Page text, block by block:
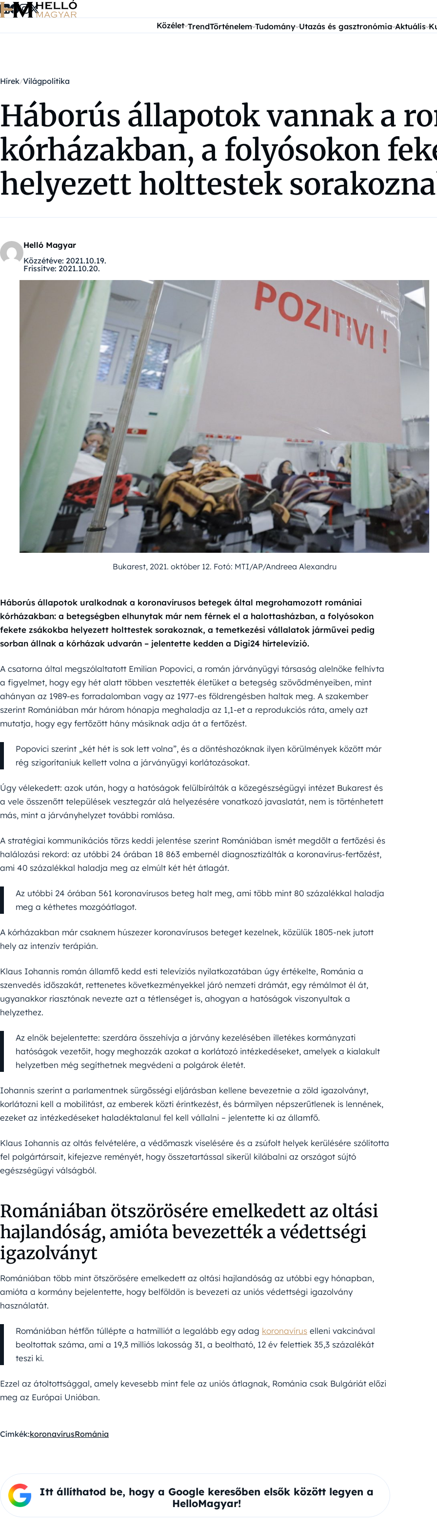
Ugrás a tartalomra
Közélet TrendTörténelem Tudomány Utazás és gasztronómia Aktuális
Hírek Világpolitika
Háborús állapotok vannak a
kórházakban, a folyósokon
helyezett holttestek
Helló Magyar
Közzétéve: 2021.10.19.
Frissítve: 2021.10.20.
Bukarest, 2021. október 12. Fotó: MTI/AP/Andreea Alexandru
Háborús állapotok uralkodnak a koronavírusos betegek által megrohamozott romániai
kórházakban: a betegségben elhunytak már nem férnek el a halottasházban, a folyósokon
fekete zsákokba helyezett holttestek sorakoznak, a temetkezési vállalatok járművei pedig
sorban állnak a kórházak udvarán – jelentette kedden a Digi24 hírtelevízió.
A csatorna által megszólaltatott Emilian Popovici, a román járványügyi társaság alelnöke felhívta
a figyelmet, hogy egy hét alatt többen vesztették életüket a betegség szövődményeiben, mint
ahányan az 1989-es forradalomban vagy az 1977-es földrengésben haltak meg. A szakember
szerint Romániában már három hónapja meghaladja az 1,1-et a reprodukciós ráta, amely azt
mutatja, hogy egy fertőzött hány másiknak adja át a fertőzést.
Popovici szerint „két hét is sok lett volna”, és a döntéshozóknak ilyen körülmények között már
rég szigorítaniuk kellett volna a járványügyi korlátozásokat.
Úgy vélekedett: azok után, hogy a hatóságok felülbírálták a közegészségügyi intézet Bukarest és
a vele összenőtt települések vesztegzár alá helyezésére vonatkozó javaslatát, nem is történhetett
más, mint a járványhelyzet további romlása.
A stratégiai kommunikációs törzs keddi jelentése szerint Romániában ismét megdőlt a fertőzési és
halálozási rekord: az utóbbi 24 órában 18 863 embernél diagnosztizálták a koronavírus-fertőzést,
ami 40 százalékkal haladja meg az elmúlt két hét átlagát.
Az utóbbi 24 órában 561 koronavírusos beteg halt meg, ami több mint 80 százalékkal haladja
meg a kéthetes mozgóátlagot.
A kórházakban már csaknem húszezer koronavírusos beteget kezelnek, közülük 1805-nek jutott
hely az intenzív terápián.
Klaus Iohannis román államfő kedd esti televíziós nyilatkozatában úgy értékelte, Románia a
szenvedés időszakát, rettenetes következményekkel járó nemzeti drámát, egy rémálmot él át,
ugyanakkor riasztónak nevezte azt a tétlenséget is, ahogyan a hatóságok viszonyultak a
helyzethez.
Az elnök bejelentette: szerdára összehívja a járvány kezelésében illetékes kormányzati
hatóságok vezetőit, hogy meghozzák azokat a korlátozó intézkedéseket, amelyek a kialakult
helyzetben még segíthetnek megvédeni a polgárok életét.
Iohannis szerint a parlamentnek sürgősségi eljárásban kellene bevezetnie a zöld igazolványt,
korlátozni kell a mobilitást, az emberek közti érintkezést, és bármilyen népszerűtlenek is lennének,
ezeket az intézkedéseket haladéktalanul fel kell vállalni – jelentette ki az államfő.
Klaus Iohannis az oltás felvételére, a védőmaszk viselésére és a zsúfolt helyek kerülésére szólította
fel polgártársait, kifejezve reményét, hogy összetartással sikerül kilábalni az országot sújtó
egészségügyi válságból.
Romániában ötszörösére emelkedett az oltási
hajlandóság, amióta bevezették a védettségi
igazolványt
Romániában több mint ötszörösére emelkedett az oltási hajlandóság az utóbbi egy hónapban,
amióta a kormány bejelentette, hogy belföldön is bevezeti az uniós védettségi igazolvány
használatát.
Romániában hétfőn túllépte a hatmilliót a legalább egy adag koronavírus elleni vakcinával
beoltottak száma, ami a 19,3 milliós lakosság 31, a beoltható, 12 év felettiek 35,3 százalékát
teszi ki.
Ezzel az átoltottsággal, amely kevesebb mint fele az uniós átlagnak, Románia csak Bulgáriát előzi
meg az Európai Unióban.
Címkék:koronavírusRománia
Itt állíthatod be, hogy a Google keresőben elsők között legyen a
HelloMagyar!